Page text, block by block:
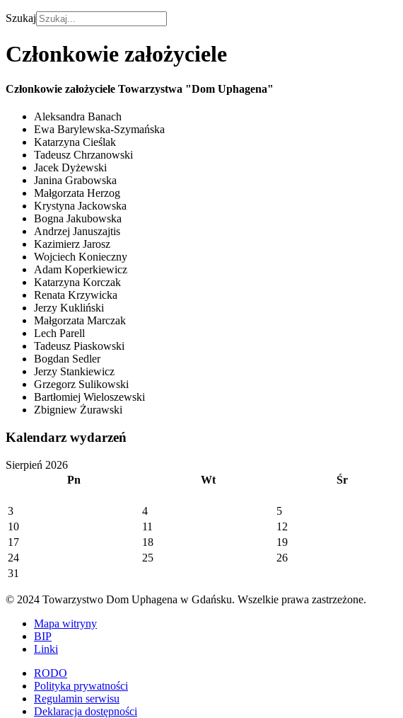
Szukaj
Członkowie założyciele
Członkowie założyciele Towarzystwa "Dom Uphagena"
Aleksandra Banach
Ewa Barylewska-Szymańska
Katarzyna Cieślak
Tadeusz Chrzanowski
Jacek Dyżewski
Janina Grabowska
Małgorzata Herzog
Krystyna Jackowska
Bogna Jakubowska
Andrzej Januszajtis
Kazimierz Jarosz
Wojciech Konieczny
Adam Koperkiewicz
Katarzyna Korczak
Renata Krzywicka
Jerzy Kukliński
Małgorzata Marczak
Lech Parell
Tadeusz Piaskowski
Bogdan Sedler
Jerzy Stankiewicz
Grzegorz Sulikowski
Bartłomiej Wieloszewski
Zbigniew Żurawski
Kalendarz wydarzeń
Sierpień 2026
Pn
Wt Śr
3
4 5
10
11 12
17
18 19
24
25 26
31
© 2024 Towarzystwo Dom Uphagena w Gdańsku. Wszelkie prawa zastrzeżone.
Mapa witryny
BIP
Linki
RODO
Polityka prywatności
Regulamin serwisu
Deklaracja dostępności